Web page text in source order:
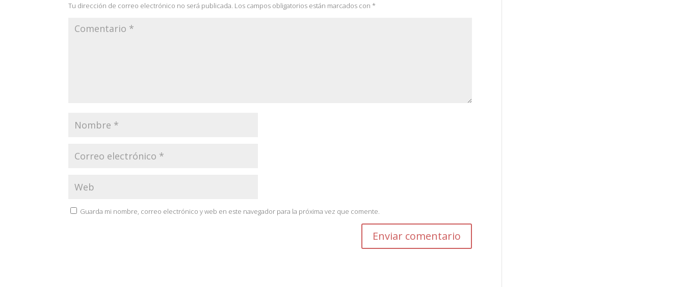
Tu dirección de correo electrónico no será publicada. Los campos obligatorios están marcados con*
Guarda mi nombre, correo electrónico y web en este navegador para la próxima vez que comente.